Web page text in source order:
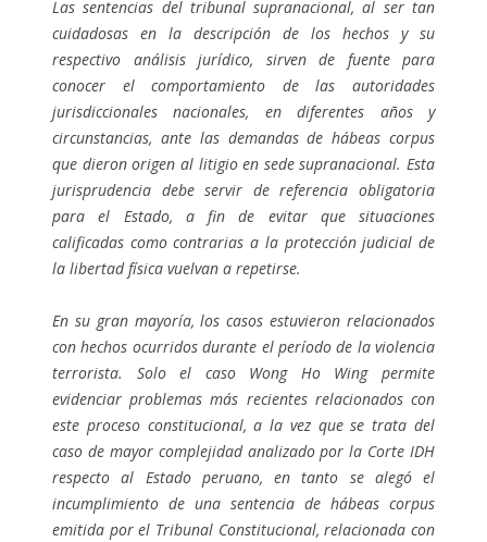
Las sentencias del tribunal supranacional, al ser tan
cuidadosas en la descripción de los hechos y su
respectivo análisis jurídico, sirven de fuente para
conocer el comportamiento de las autoridades
jurisdiccionales nacionales, en diferentes años y
circunstancias, ante las demandas de hábeas corpus
que dieron origen al litigio en sede supranacional. Esta
jurisprudencia debe servir de referencia obligatoria
para el Estado, a fin de evitar que situaciones
calificadas como contrarias a la protección judicial de
la libertad física vuelvan a repetirse.
En su gran mayoría, los casos estuvieron relacionados
con hechos ocurridos durante el período de la violencia
terrorista. Solo el caso Wong Ho Wing permite
evidenciar problemas más recientes relacionados con
este proceso constitucional, a la vez que se trata del
caso de mayor complejidad analizado por la Corte IDH
respecto al Estado peruano, en tanto se alegó el
incumplimiento de una sentencia de hábeas corpus
emitida por el Tribunal Constitucional, relacionada con